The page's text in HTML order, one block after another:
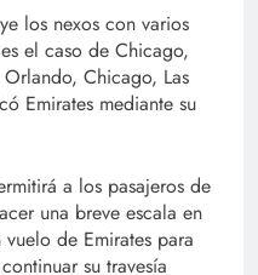
los nexos con varios
el caso de Chicago,
Chicago, Las
Emirates mediante su
a los pasajeros de
una breve escala en
de Emirates para
su travesía